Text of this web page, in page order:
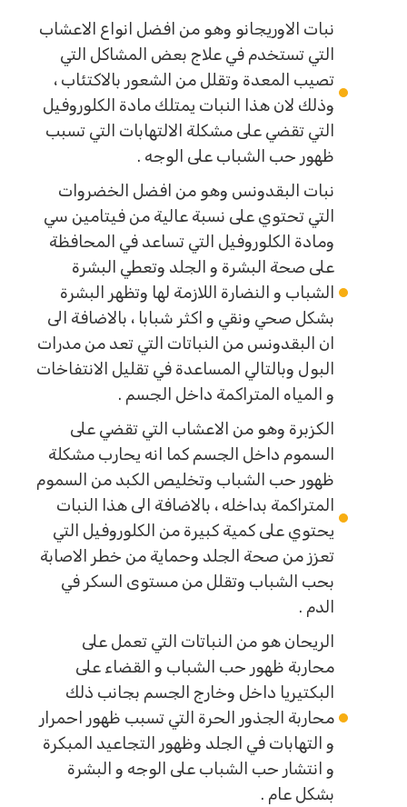
نبات الاوريجانو وهو من افضل انواع الاعشاب
التي تستخدم في علاج بعض المشاكل التي
تصيب المعدة وتقلل من الشعور بالاكتئاب ،
وذلك لان هذا النبات يمتلك مادة الكلوروفيل
التي تقضي على مشكلة الالتهابات التي تسبب
ظهور حب الشباب على الوجه .
نبات البقدونس وهو من افضل الخضروات
التي تحتوي على نسبة عالية من فيتامين سي
ومادة الكلوروفيل التي تساعد في المحافظة
على صحة البشرة و الجلد وتعطي البشرة
الشباب و النضارة اللازمة لها وتظهر البشرة
بشكل صحي ونقي و اكثر شبابا ، بالاضافة الى
ان البقدونس من النباتات التي تعد من مدرات
البول وبالتالي المساعدة في تقليل الانتفاخات
و المياه المتراكمة داخل الجسم .
الكزبرة وهو من الاعشاب التي تقضي على
السموم داخل الجسم كما انه يحارب مشكلة
ظهور حب الشباب وتخليص الكبد من السموم
المتراكمة بداخله ، بالاضافة الى هذا النبات
يحتوي على كمية كبيرة من الكلوروفيل التي
تعزز من صحة الجلد وحماية من خطر الاصابة
بحب الشباب وتقلل من مستوى السكر في
الدم .
الريحان هو من النباتات التي تعمل على
محاربة ظهور حب الشباب و القضاء على
البكتيريا داخل وخارج الجسم بجانب ذلك
محاربة الجذور الحرة التي تسبب ظهور احمرار
و التهابات في الجلد وظهور التجاعيد المبكرة
و انتشار حب الشباب على الوجه و البشرة
بشكل عام .